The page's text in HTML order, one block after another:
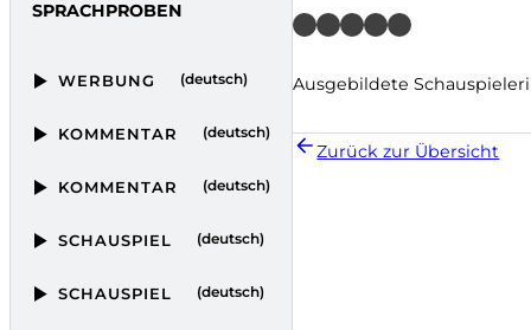
SPRACHPROBEN
WERBUNG (deutsch)
KOMMENTAR (deutsch)
KOMMENTAR (deutsch)
SCHAUSPIEL (deutsch)
SCHAUSPIEL (deutsch)
Ausgebildete
Zurück zur Übersicht